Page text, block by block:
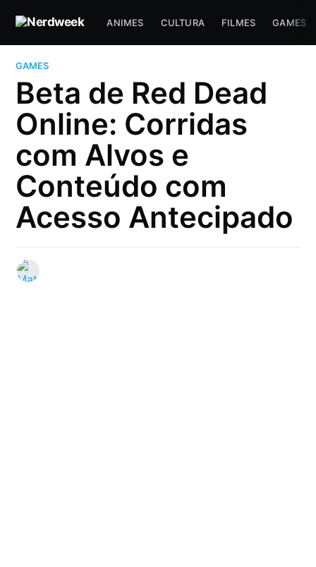
ANIMES CULTURA FILMES GAMES
GAMES
Beta de Red Dead
Online: Corridas
com Alvos e
Conteúdo com
Acesso Antecipado